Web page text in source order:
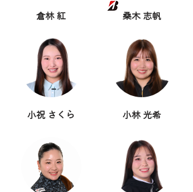
倉林 紅
小祝 さくら
桑木 志帆
小林 光希